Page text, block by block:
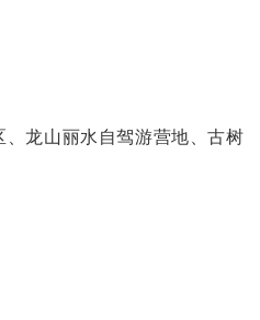
龙山丽水自驾游营地、古树